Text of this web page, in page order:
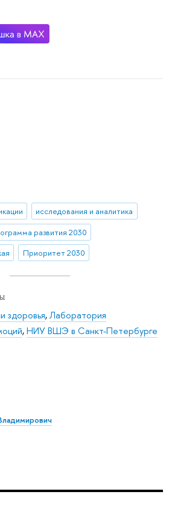
исследования и аналитика
развития 2030
Приоритет 2030
здоровья,Лаборатория
,НИУ ВШЭ в Санкт-Петербурге